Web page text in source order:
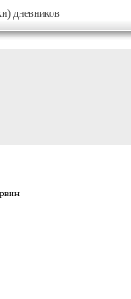
дневников